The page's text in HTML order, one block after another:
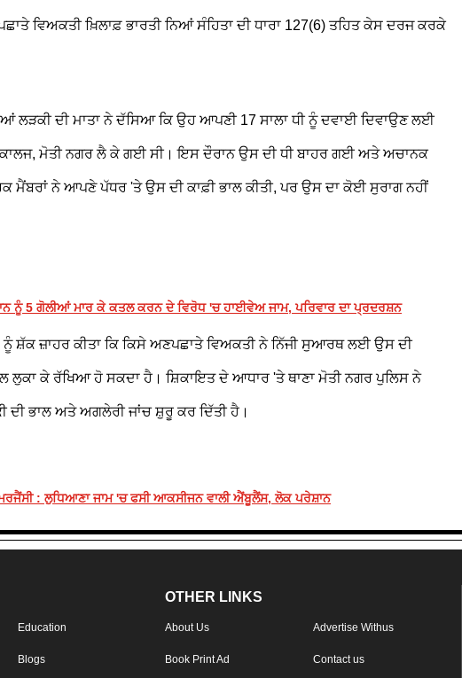
ਵਿਅਕਤੀ ਖ਼ਿਲਾਫ਼ ਭਾਰਤੀ ਨਿਆਂ ਸੰਹਿਤਾ ਦੀ ਧਾਰਾ 127(6) ਤਹਿਤ ਕੇਸ ਦਰਜ ਕਰਕੇ
ਲੜਕੀ ਦੀ ਮਾਤਾ ਨੇ ਦੱਸਿਆ ਕਿ ਉਹ ਆਪਣੀ 17 ਸਾਲਾ ਧੀ ਨੂੰ ਦਵਾਈ ਦਿਵਾਉਣ ਲਈ
ਮੋਤੀ ਨਗਰ ਲੈ ਕੇ ਗਈ ਸੀ। ਇਸ ਦੌਰਾਨ ਉਸ ਦੀ ਧੀ ਬਾਹਰ ਗਈ ਅਤੇ ਅਚਾਨਕ
ਮੈਂਬਰਾਂ ਨੇ ਆਪਣੇ ਪੱਧਰ 'ਤੇ ਉਸ ਦੀ ਕਾਫ਼ੀ ਭਾਲ ਕੀਤੀ, ਪਰ ਉਸ ਦਾ ਕੋਈ ਸੁਰਾਗ ਨਹੀਂ
ਨੂੰ 5 ਗੋਲੀਆਂ ਮਾਰ ਕੇ ਕਤਲ ਕਰਨ ਦੇ ਵਿਰੋਧ 'ਚ ਹਾਈਵੇਅ ਜਾਮ, ਪਰਿਵਾਰ ਦਾ ਪ੍ਰਦਰਸ਼ਨ
ਸ਼ੱਕ ਜ਼ਾਹਰ ਕੀਤਾ ਕਿ ਕਿਸੇ ਅਣਪਛਾਤੇ ਵਿਅਕਤੀ ਨੇ ਨਿੱਜੀ ਸੁਆਰਥ ਲਈ ਉਸ ਦੀ
ਲੁਕਾ ਕੇ ਰੱਖਿਆ ਹੋ ਸਕਦਾ ਹੈ। ਸ਼ਿਕਾਇਤ ਦੇ ਆਧਾਰ 'ਤੇ ਥਾਣਾ ਮੋਤੀ ਨਗਰ ਪੁਲਿਸ ਨੇ
ਦੀ ਭਾਲ ਅਤੇ ਅਗਲੇਰੀ ਜਾਂਚ ਸ਼ੁਰੂ ਕਰ ਦਿੱਤੀ ਹੈ।
: ਲੁਧਿਆਣਾ ਜਾਮ 'ਚ ਫਸੀ ਆਕਸੀਜਨ ਵਾਲੀ ਐਂਬੂਲੈਂਸ, ਲੋਕ ਪਰੇਸ਼ਾਨ
Education
Blogs
OTHER LINKS
About Us Advertise Withus
Book Print Ad Contact us